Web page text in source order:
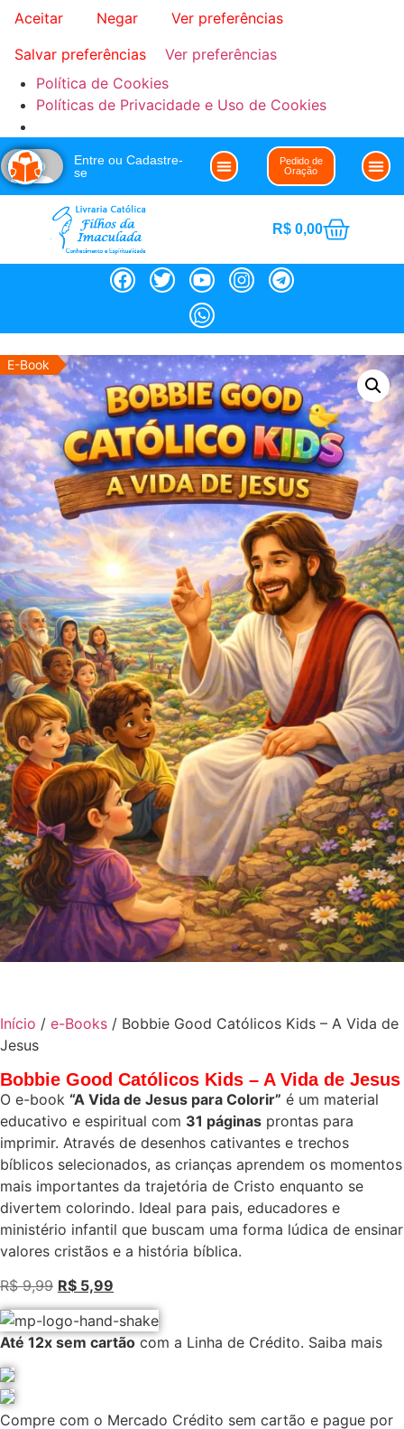
Aceitar
Negar
Ver preferências
Salvar preferências
Ver preferências
Política de Cookies
Políticas de Privacidade e Uso de Cookies
Entre ou Cadastre-
se
Pedido de
Oração
R$0,00
E-Book
Início / e-Books / Bobbie Good Católicos Kids – A Vida de
Jesus
Bobbie Good Católicos Kids – A Vida de Jesus
O e-book “A Vida de Jesus para Colorir” é um material
educativo e espiritual com 31 páginas prontas para
imprimir. Através de desenhos cativantes e trechos
bíblicos selecionados, as crianças aprendem os momentos
mais importantes da trajetória de Cristo enquanto se
divertem colorindo. Ideal para pais, educadores e
ministério infantil que buscam uma forma lúdica de ensinar
valores cristãos e a história bíblica.
R$9,99 R$ 5,99
Até 12x sem cartão com a Linha de Crédito. Saiba mais
Compre com o Mercado Crédito sem cartão e pague por